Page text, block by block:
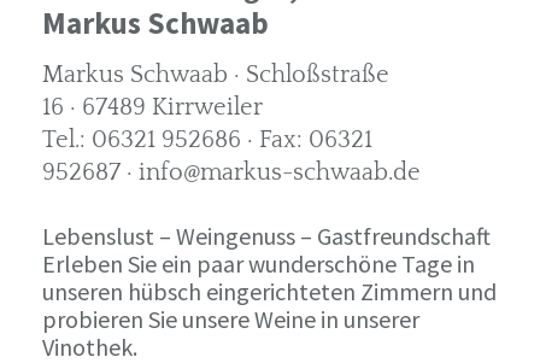
Markus Schwaab
Markus Schwaab · Schloßstraße
16 · 67489 Kirrweiler
Tel.: 06321 952686 · Fax: 06321
952687 · info@markus-schwaab.de
Lebenslust – Weingenuss – Gastfreundschaft
Erleben Sie ein paar wunderschöne Tage in
unseren hübsch eingerichteten Zimmern und
probieren Sie unsere Weine in unserer
Vinothek.